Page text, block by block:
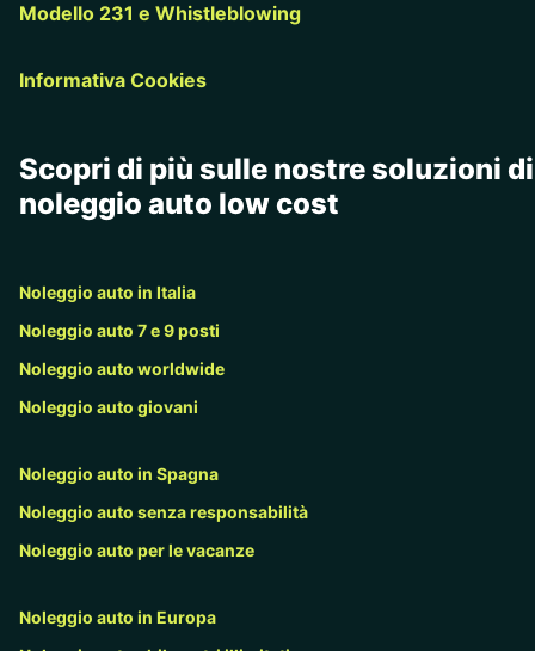
Modello 231 e Whistleblowing
Informativa Cookies
Scopri di più sulle nostre soluzioni di
noleggio auto low cost
Noleggio auto in Italia
Noleggio auto 7 e 9 posti
Noleggio auto worldwide
Noleggio auto giovani
Noleggio auto in Spagna
Noleggio auto senza responsabilità
Noleggio auto per le vacanze
Noleggio auto in Europa